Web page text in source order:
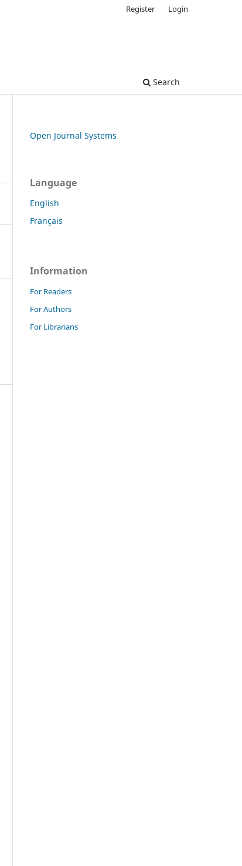
Search
Register Login
Open Journal Systems
Language
English
Français
Information
For Readers
For Authors
For Librarians